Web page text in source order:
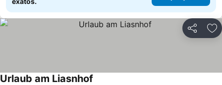
Partilhar
Urlaub am Liasnhof